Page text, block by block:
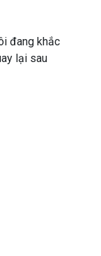
đang khắc
lại sau